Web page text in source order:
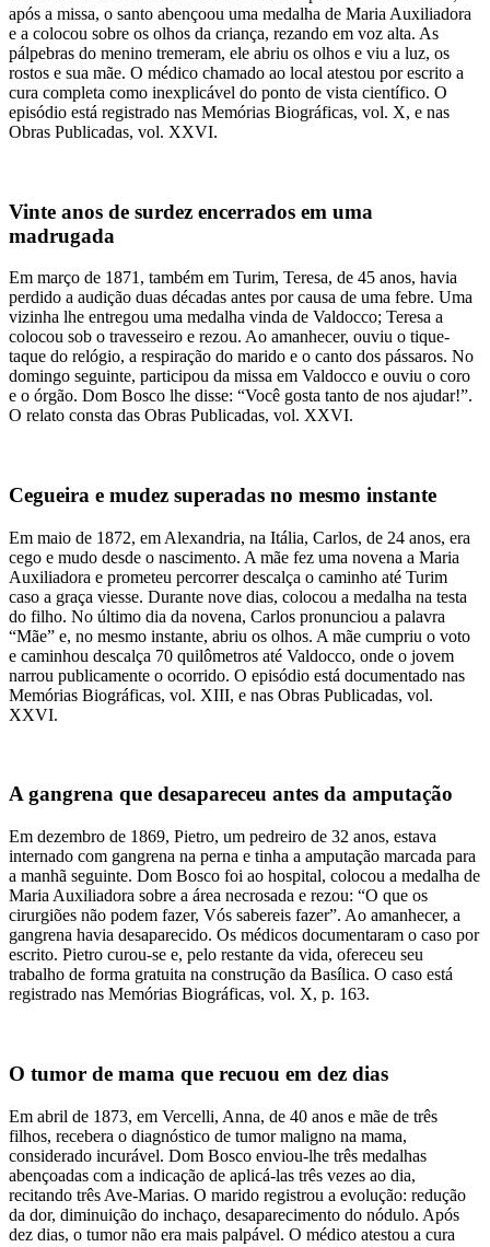
após a missa, o santo abençoou uma medalha de Maria Auxiliadora
e a colocou sobre os olhos da criança, rezando em voz alta. As
pálpebras do menino tremeram, ele abriu os olhos e viu a luz, os
rostos e sua mãe. O médico chamado ao local atestou por escrito a
cura completa como inexplicável do ponto de vista científico. O
episódio está registrado nas Memórias Biográficas, vol. X, e nas
Obras Publicadas, vol. XXVI.
Vinte anos de surdez encerrados em uma
madrugada
Em março de 1871, também em Turim, Teresa, de 45 anos, havia
perdido a audição duas décadas antes por causa de uma febre. Uma
vizinha lhe entregou uma medalha vinda de Valdocco; Teresa a
colocou sob o travesseiro e rezou. Ao amanhecer, ouviu o tique-
taque do relógio, a respiração do marido e o canto dos pássaros. No
domingo seguinte, participou da missa em Valdocco e ouviu o coro
e o órgão. Dom Bosco lhe disse: “Você gosta tanto de nos ajudar!”.
O relato consta das Obras Publicadas, vol. XXVI.
Cegueira e mudez superadas no mesmo instante
Em maio de 1872, em Alexandria, na Itália, Carlos, de 24 anos, era
cego e mudo desde o nascimento. A mãe fez uma novena a Maria
Auxiliadora e prometeu percorrer descalça o caminho até Turim
caso a graça viesse. Durante nove dias, colocou a medalha na testa
do filho. No último dia da novena, Carlos pronunciou a palavra
“Mãe” e, no mesmo instante, abriu os olhos. A mãe cumpriu o voto
e caminhou descalça 70 quilômetros até Valdocco, onde o jovem
narrou publicamente o ocorrido. O episódio está documentado nas
Memórias Biográficas, vol. XIII, e nas Obras Publicadas, vol.
XXVI.
A gangrena que desapareceu antes da amputação
Em dezembro de 1869, Pietro, um pedreiro de 32 anos, estava
internado com gangrena na perna e tinha a amputação marcada para
a manhã seguinte. Dom Bosco foi ao hospital, colocou a medalha de
Maria Auxiliadora sobre a área necrosada e rezou: “O que os
cirurgiões não podem fazer, Vós sabereis fazer”. Ao amanhecer, a
gangrena havia desaparecido. Os médicos documentaram o caso por
escrito. Pietro curou-se e, pelo restante da vida, ofereceu seu
trabalho de forma gratuita na construção da Basílica. O caso está
registrado nas Memórias Biográficas, vol. X, p. 163.
O tumor de mama que recuou em dez dias
Em abril de 1873, em Vercelli, Anna, de 40 anos e mãe de três
filhos, recebera o diagnóstico de tumor maligno na mama,
considerado incurável. Dom Bosco enviou-lhe três medalhas
abençoadas com a indicação de aplicá-las três vezes ao dia,
recitando três Ave-Marias. O marido registrou a evolução: redução
da dor, diminuição do inchaço, desaparecimento do nódulo. Após
dez dias, o tumor não era mais palpável. O médico atestou a cura